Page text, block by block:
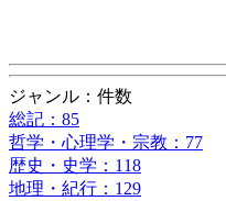
ジャンル：件数
総記：85
哲学・心理学・宗教：77
歴史・史学：118
地理・紀行：129